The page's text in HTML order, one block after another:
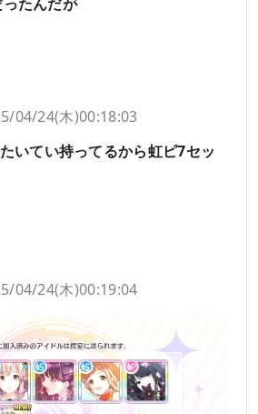
たんだが
04/24(木)00:18:03
いてい持ってるから虹ピ7セッ
04/24(木)00:19:04